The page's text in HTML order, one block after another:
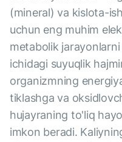
(mineral) va kislota-
uchun eng muhim
metabolik
ichidagi suyuqlik
organizmning
tiklashga va
hujayraning to'liq
imkon beradi.